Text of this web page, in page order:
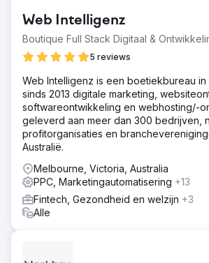
Resultaat
In 12 maanden: • De omzet groeide naar
stijging van 176% op jaarbasis) • Het
herhaalde aankopen steeg met 38% •
klantenwerving daalden met 29% •
leverden een ROAS van 9,5x op
Naar bureaupagina
Web Intelligenz
Boutique Full Stack Digitaal &
5 reviews
Web Intelligenz is een boetiekbureau
sinds 2013 digitale marketing,
softwareontwikkeling en webhosting/-
geleverd aan meer dan 300 bedrijven,
profitorganisaties en
Australië.
Melbourne, Victoria, Australia
PPC, Marketingautomatisering +13
Fintech, Gezondheid en welzijn +3
Alle